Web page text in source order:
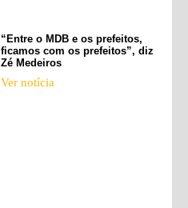
“Entre o MDB e os prefeitos,
ficamos com os prefeitos”, diz
Zé Medeiros
Ver notícia